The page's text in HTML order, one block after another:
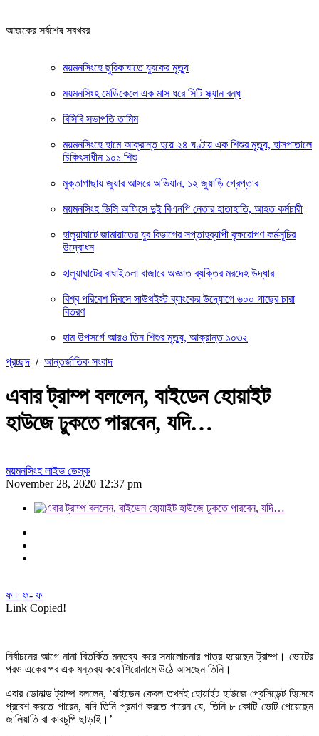
আজকের সর্বশেষ সবখবর
ময়মনসিংহে ছুরিকাঘাতে যুবকের মৃত্যু
ময়মনসিংহ মেডিকেলে এক মাস ধরে সিটি স্ক্যান বন্ধ
বিসিবি সভাপতি তামিম
ময়মনসিংহে হামে আক্রান্ত হয়ে ২৪ ঘণ্টায় এক শিশুর মৃত্যু, হাসপাতালে
চিকিৎসাধীন ১০১ শিশু
মুক্তাগাছায় জুয়ার আসরে অভিযান, ১২ জুয়াড়ি গ্রেপ্তার
ময়মনসিংহ ডিসি অফিসে দুই বিএনপি নেতার হাতাহাতি, আহত কর্মচারী
হালুয়াঘাটে জামায়াতের যুব বিভাগের সপ্তাহব্যাপী বৃক্ষরোপণ কর্মসূচির
উদ্বোধন
হালুয়াঘাটের বাঘাইতলা বাজারে অজ্ঞাত ব্যক্তির মরদেহ উদ্ধার
বিশ্ব পরিবেশ দিবসে সাউথইস্ট ব্যাংকের উদ্যোগে ৬০০ গাছের চারা
বিতরণ
হাম উপসর্গে আরও তিন শিশুর মৃত্যু, আক্রান্ত ১০৩২
প্রচ্ছদ / আন্তর্জাতিক সংবাদ
এবার ট্রাম্প বললেন, বাইডেন হোয়াইট
হাউজে ঢুকতে পারবেন, যদি…
ময়মনসিংহ লাইভ ডেস্ক
November 28, 2020 12:37 pm
ফ+ ফ- ফ
Link Copied!
নির্বাচনের আগে নানা বিতর্কিত মন্তব্য করে সমালোচনার পাত্র হয়েছেন ট্রাম্প। ভোটের
পরও একের পর এক মন্তব্য করে শিরোনামে উঠে আসছেন তিনি।
এবার ডোনাল্ড ট্রাম্প বললেন, ‘বাইডেন কেবল তখনই হোয়াইট হাউজে প্রেসিডেন্ট হিসেবে
প্রবেশ করতে পারেন, যদি তিনি প্রমাণ করতে পারেন যে, তিনি ৮ কোটি ভোট পেয়েছেন
জালিয়াতি বা কারচুপি ছাড়াই।’